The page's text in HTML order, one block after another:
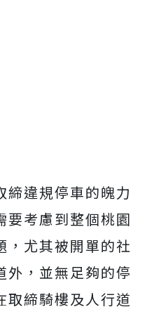
締違規停車的魄力
要考慮到整個桃園
，尤其被開單的社
外，並無足夠的停
取締騎樓及人行道